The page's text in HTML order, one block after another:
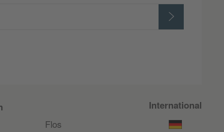
Flos
International